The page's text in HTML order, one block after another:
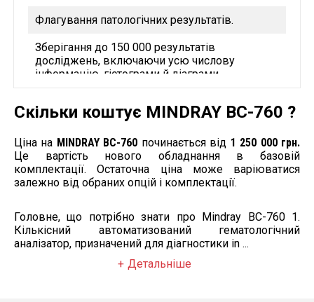
Флагування патологічних результатів.
Зберігання до 150 000 результатів
досліджень, включаючи усю числову
інформацію, гістограми й діаграми
Скільки коштує MINDRAY BC-760 ?
Ціна на MINDRAY BC-760 починається від 1 250 000 грн.
Це вартість нового обладнання в базовій
комплектації. Остаточна ціна може варіюватися
залежно від обраних опцій і комплектації.
Головне, що потрібно знати про Mindray BC-760 1.
Кількісний автоматизований гематологічний
аналізатор, призначений для діагностики in ...
Детальніше